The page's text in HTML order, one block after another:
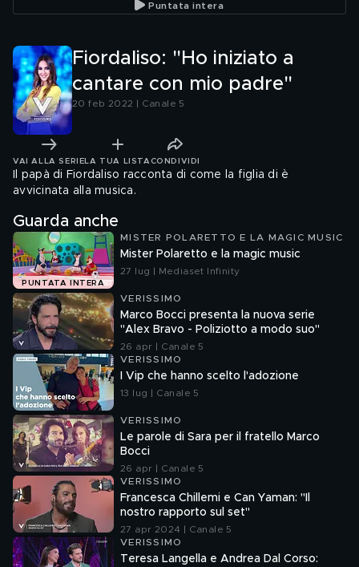
Puntata intera
Fiordaliso: "Ho iniziato a
cantare con mio padre"
20 feb 2022 | Canale 5
VAI ALLA SERIE LA TUA LISTA CONDIVIDI
Il papà di Fiordaliso racconta di come la figlia di è
avvicinata alla musica.
Guarda anche
PUNTATA INTERA
MISTER POLARETTO E LA MAGIC MUSIC
Mister Polaretto e la magic music
27 lug | Mediaset Infinity
VERISSIMO
Marco Bocci presenta la nuova serie
"Alex Bravo - Poliziotto a modo suo"
26 apr | Canale 5
VERISSIMO
I Vip che hanno scelto l'adozione
13 lug | Canale 5
VERISSIMO
Le parole di Sara per il fratello Marco
Bocci
26 apr | Canale 5
VERISSIMO
Francesca Chillemi e Can Yaman: "Il
nostro rapporto sul set"
27 apr 2024 | Canale 5
VERISSIMO
Teresa Langella e Andrea Dal Corso: